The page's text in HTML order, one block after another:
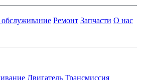
обслуживание Ремонт Запчасти О нас
Двигатель Трансмиссия